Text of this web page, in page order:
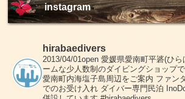
instagram
hirabaedivers
2013/04/01open 愛媛県愛南町平碆(ひ
ームな少人数制のダイビングショップ
愛南町内海塩子島周辺をご案内 ファン
でのお受け入れ ダイバー専門民泊